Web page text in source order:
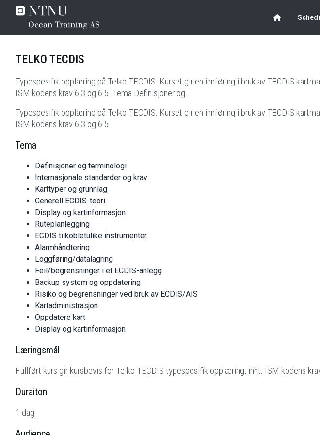
TELKO TECDIS
Typespesifik opplæring på Telko TECDIS. Kurset gir en innføring i bruk av TECDIS
ISM kodens krav 6.3 og 6.5. Tema Definisjoner og ...
Typespesifik opplæring på Telko TECDIS. Kurset gir en innføring i bruk av TECDIS
ISM kodens krav 6.3 og 6.5.
Tema
Definisjoner og terminologi
Internasjonale standarder og krav
Karttyper og grunnlag
Generell ECDIS-teori
Display og kartinformasjon
Ruteplanlegging
ECDIS tilkobletulike instrumenter
Alarmhåndtering
Loggføring/datalagring
Feil/begrensninger i et ECDIS-anlegg
Backup system og oppdatering
Risiko og begrensninger ved bruk av ECDIS/AIS
Kartadministrasjon
Oppdatere kart
Display og kartinformasjon
Læringsmål
Fullført kurs gir kursbevis for Telko TECDIS typespesifik opplæring, ihht. ISM kodens
Duraiton
1 dag